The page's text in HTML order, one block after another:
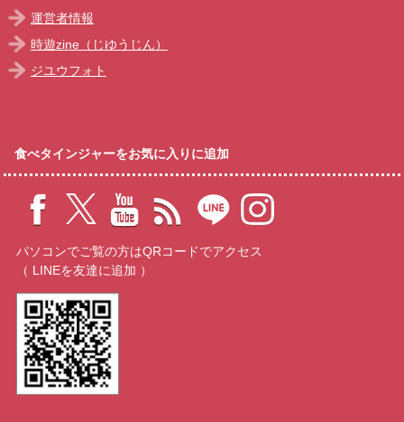
運営者情報
時遊zine（じゆうじん）
ジユウフォト
食べタインジャーをお気に入りに追加
パソコンでご覧の方はQRコードでアクセス
（ LINEを友達に追加 ）